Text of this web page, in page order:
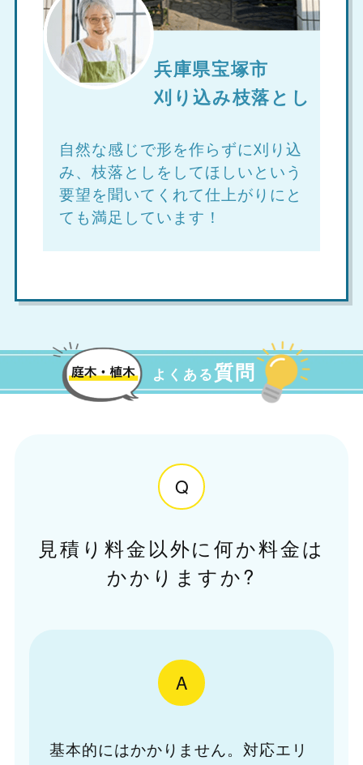
兵庫県宝塚市
刈り込み枝落とし
自然な感じで形を作らずに刈り込
み、枝落としをしてほしいという
要望を聞いてくれて仕上がりにと
ても満足しています！
よくある質問
Q
見積り料金以外に何か料金は
かかりますか?
A
基本的にはかかりません。対応エリ